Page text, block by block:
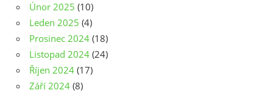
Únor 2025 (10)
Leden 2025 (4)
Prosinec 2024 (18)
Listopad 2024 (24)
Říjen 2024 (17)
Září 2024 (8)